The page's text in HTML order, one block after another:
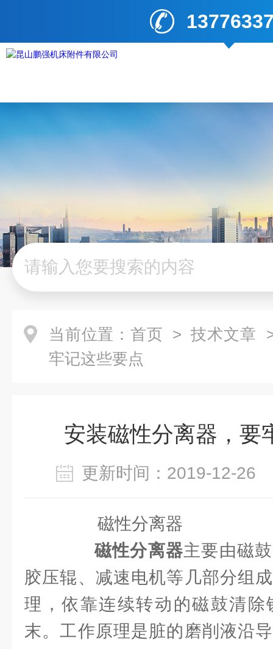
当前位置： 首页 > 技术文章
牢记这些要点
安装磁性分离器，要
更新时间：2019-12-
磁性分离器
磁性分离器主要由磁
胶压辊、减速电机等几部分组
理，依靠连续转动的磁鼓清除
末。工作原理是脏的磨削液沿